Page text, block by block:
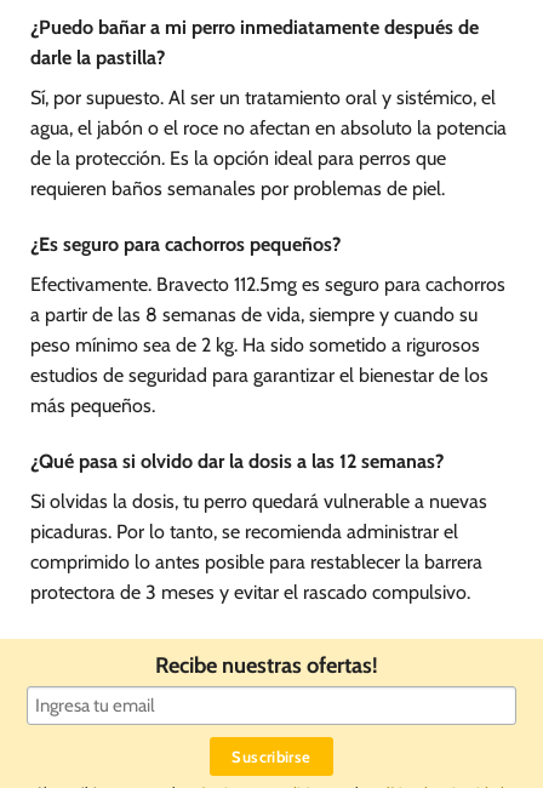
¿Puedo bañar a mi perro inmediatamente después de
darle la pastilla?
Sí, por supuesto. Al ser un tratamiento oral y sistémico, el
agua, el jabón o el roce no afectan en absoluto la potencia
de la protección. Es la opción ideal para perros que
requieren baños semanales por problemas de piel.
¿Es seguro para cachorros pequeños?
Efectivamente. Bravecto 112.5mg es seguro para cachorros
a partir de las 8 semanas de vida, siempre y cuando su
peso mínimo sea de 2 kg. Ha sido sometido a rigurosos
estudios de seguridad para garantizar el bienestar de los
más pequeños.
¿Qué pasa si olvido dar la dosis a las 12 semanas?
Si olvidas la dosis, tu perro quedará vulnerable a nuevas
picaduras. Por lo tanto, se recomienda administrar el
comprimido lo antes posible para restablecer la barrera
protectora de 3 meses y evitar el rascado compulsivo.
Recibe nuestras ofertas!